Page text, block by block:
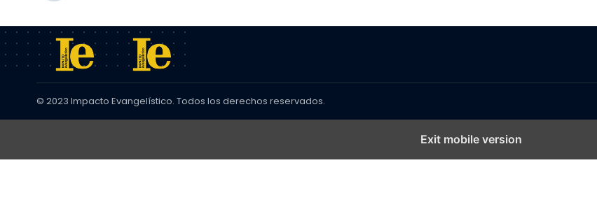
© 2023 Impacto Evangelístico. Todos los derechos reservados.
Exit mobile version